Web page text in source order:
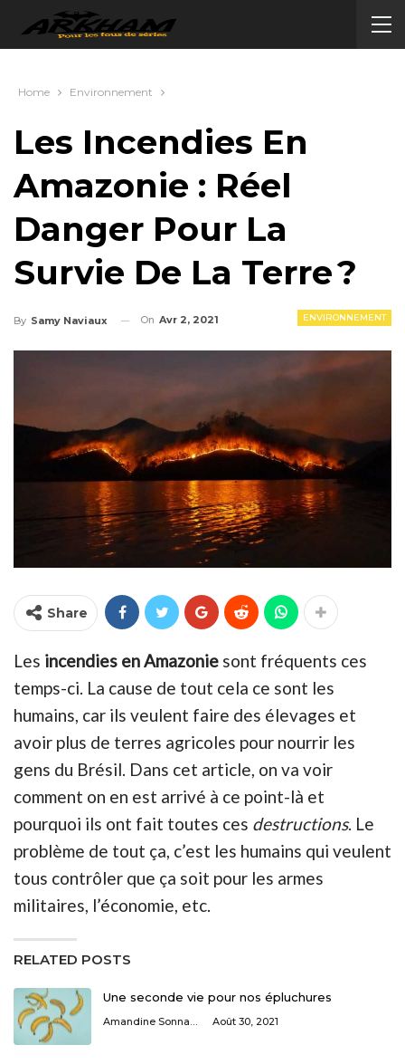
Home Environnement
Les Incendies En
Amazonie : Réel
Danger Pour La
Survie De La Terre ?
ENVIRONNEMENT
By Samy Naviaux On Avr 2, 2021
Share
Les incendies en Amazonie sont fréquents ces
temps-ci. La cause de tout cela ce sont les
humains, car ils veulent faire des élevages et
avoir plus de terres agricoles pour nourrir les
gens du Brésil. Dans cet article, on va voir
comment on en est arrivé à ce point-là et
pourquoi ils ont fait toutes ces destructions. Le
problème de tout ça, c’est les humains qui veulent
tous contrôler que ça soit pour les armes
militaires, l’économie, etc.
RELATED POSTS
Une seconde vie pour nos épluchures
Août 30, 2021